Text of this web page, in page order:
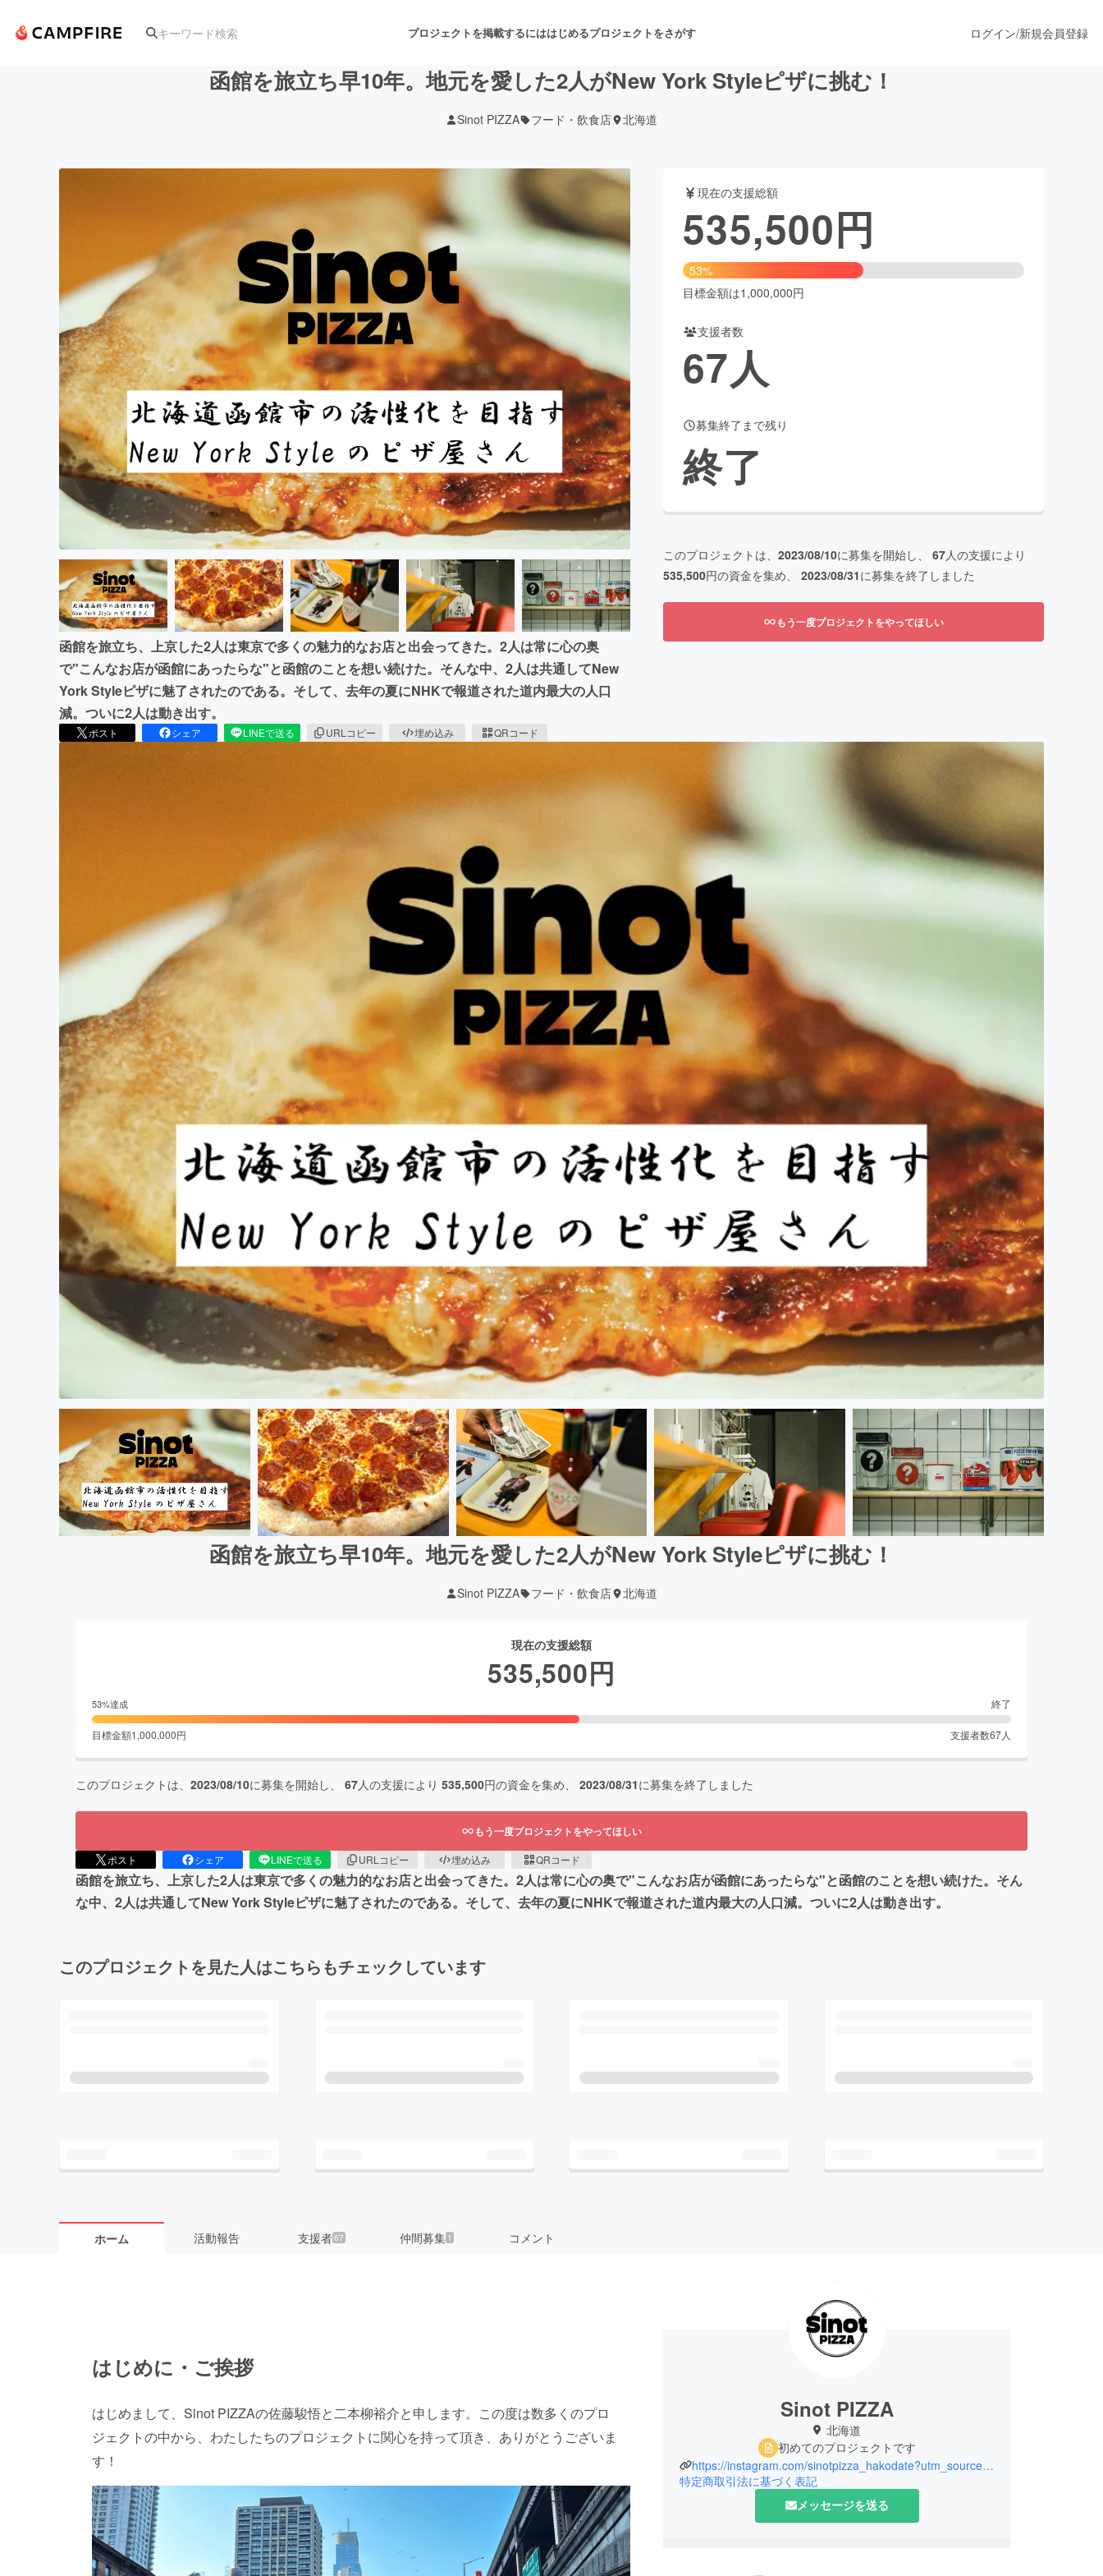
プロジェクトを掲載するにははじめるプロジェクトをさがす
音楽 舞台・パフォーマンス
テクノロジー・ガジェット ゲーム・サービス開発 フード・飲食店 ファッション
映像・映画 書籍・雑誌出版
ビジネス・起業 チャレンジ ビューティー・ヘルスケア
まちづくり・地域活性化
CAMPFIRE for Social GoodCAMPFIRE Creation
CAMPFIREふるさと納税
machi-yaコミュニティ
ログイン/新規会員登録
函館を旅立ち早10年。地元を愛した2人がNew York Styleピザに挑む！
Sinot PIZZA フード・飲食店 北海道
函館を旅立ち、上京した2人は東京で多くの魅力的なお店と出会ってきた。2人は常に心の奥
で"こんなお店が函館にあったらな"と函館のことを想い続けた。そんな中、2人は共通してNew
York Styleピザに魅了されたのである。そして、去年の夏にNHKで報道された道内最大の人口
減。ついに2人は動き出す。
ポスト シェア LINEで送る URLコピー 埋め込み QRコード
現在の支援総額
535,500円
53%
目標金額は1,000,000円
支援者数
67人
募集終了まで残り
終了
このプロジェクトは、 2023/08/10に募集を開始し、 67人の支援により
535,500円の資金を集め、 2023/08/31に募集を終了しました
もう一度プロジェクトをやってほしい
函館を旅立ち早10年。地元を愛した2人がNew York Styleピザに挑む！
Sinot PIZZA フード・飲食店 北海道
現在の支援総額
535,500円
53%達成 終了
目標金額1,000,000円 支援者数67人
このプロジェクトは、 2023/08/10に募集を開始し、 67人の支援により 535,500円の資金を集め、 2023/08/31に募集を終了しました
もう一度プロジェクトをやってほしい
ポスト シェア LINEで送る URLコピー 埋め込み QRコード
函館を旅立ち、上京した2人は東京で多くの魅力的なお店と出会ってきた。2人は常に心の奥で"こんなお店が函館にあったらな"と函館のことを想い続けた。そん
な中、2人は共通してNew York Styleピザに魅了されたのである。そして、去年の夏にNHKで報道された道内最大の人口減。ついに2人は動き出す。
このプロジェクトを見た人はこちらもチェックしています
ホーム 活動報告 支援者67 仲間募集 1 コメント
はじめに・ご挨拶
はじめまして、Sinot PIZZAの佐藤駿悟と二本柳裕介と申します。この度は数多くのプロ
ジェクトの中から、わたしたちのプロジェクトに関心を持って頂き、ありがとうございま
す！
Sinot PIZZA
北海道
初めてのプロジェクトです
https://instagram.com/sinotpizza_hakodate?utm_source=qr&igshid=MzNlNGNkZWQ4Mg%3D%3D
特定商取引法に基づく表記
メッセージを送る